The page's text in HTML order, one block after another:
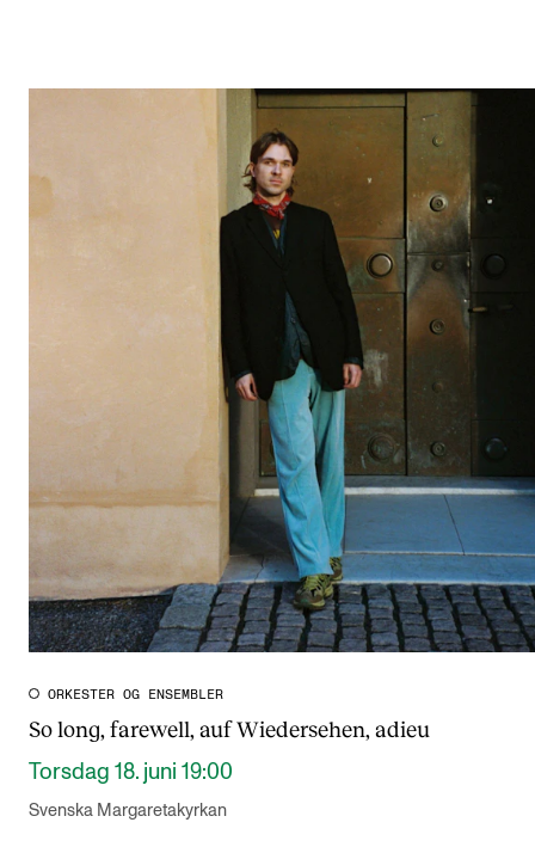
ORKESTER OG ENSEMBLER
So long, farewell, auf Wiedersehen, adieu
Torsdag 18. juni 19:00
Svenska Margaretakyrkan